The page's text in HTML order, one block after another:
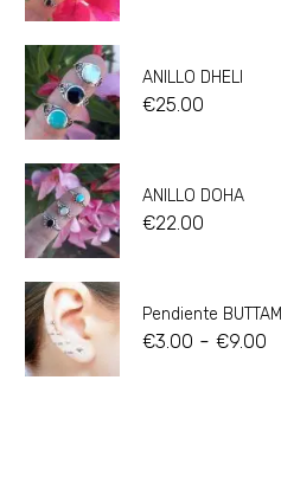
ANILLO DHELI
€25.00
ANILLO DOHA
€22.00
Pendiente BUTTAM
€3.00 - €9.00